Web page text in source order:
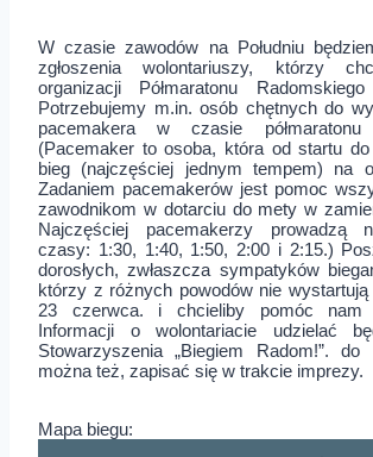
W czasie zawodów na Południu
zgłoszenia wolontariuszy, którzy
organizacji Półmaratonu
Potrzebujemy m.in. osób chętnych do
pacemakera w czasie
(Pacemaker to osoba, która od startu
bieg (najczęściej jednym tempem) na
Zadaniem pacemakerów jest pomoc
zawodnikom w dotarciu do mety w
Najczęściej pacemakerzy prowadzą
czasy: 1:30, 1:40, 1:50, 2:00 i 2:15.)
dorosłych, zwłaszcza sympatyków
którzy z różnych powodów nie wystartują
23 czerwca. i chcieliby pomóc nam
Informacji o wolontariacie udzielać
Stowarzyszenia „Biegiem Radom!”. do
można też, zapisać się w trakcie imprezy.
Mapa biegu: